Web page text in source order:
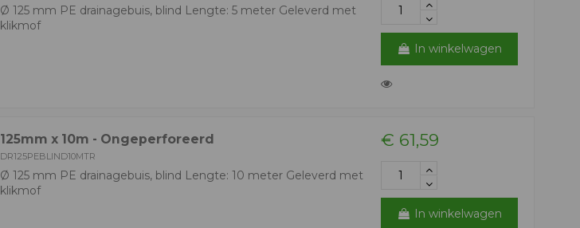
Ø 125 mm PE drainagebuis, blind Lengte: 5 meter Geleverd met
klikmof
In winkelwagen
125mm x 10m - Ongeperforeerd
DR125PEBLIND10MTR
Ø 125 mm PE drainagebuis, blind Lengte: 10 meter Geleverd met
klikmof
€ 61,59
In winkelwagen